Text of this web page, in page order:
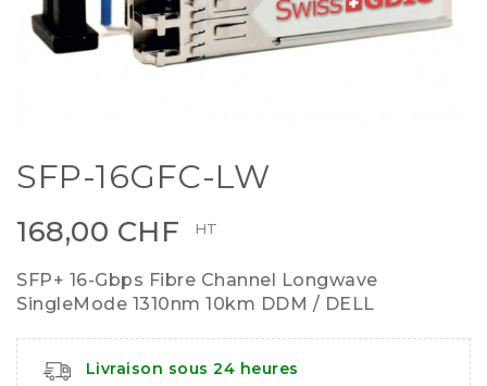
SFP-16GFC-LW
168,00 CHF HT
SFP+ 16-Gbps Fibre Channel Longwave
SingleMode 1310nm 10km DDM / DELL
Livraison sous 24 heures